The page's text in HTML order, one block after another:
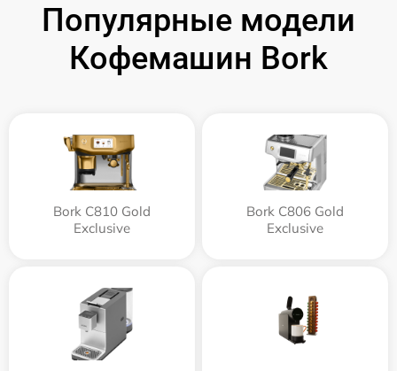
Популярные модели
Кофемашин Bork
Bork C810 Gold
Exclusive
Bork C806 Gold
Exclusive